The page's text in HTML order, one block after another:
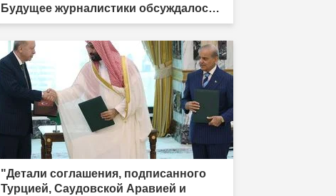
Будущее журналистики обсуждалось в
Ыгдыре"
"Детали соглашения, подписанного
Турцией, Саудовской Аравией и